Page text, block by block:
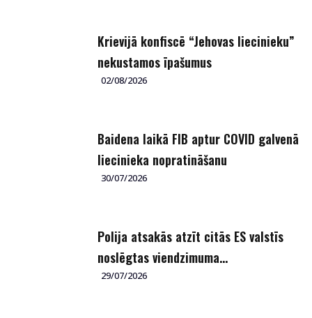
Krievijā konfiscē “Jehovas liecinieku”
nekustamos īpašumus
02/08/2026
Baidena laikā FIB aptur COVID galvenā
liecinieka nopratināšanu
30/07/2026
Polija atsakās atzīt citās ES valstīs
noslēgtas viendzimuma...
29/07/2026